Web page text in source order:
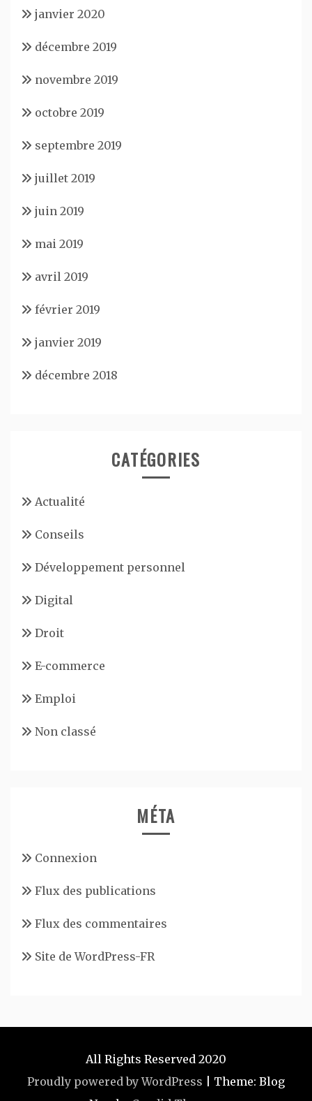
janvier 2020
décembre 2019
novembre 2019
octobre 2019
septembre 2019
juillet 2019
juin 2019
mai 2019
avril 2019
février 2019
janvier 2019
décembre 2018
CATÉGORIES
Actualité
Conseils
Développement personnel
Digital
Droit
E-commerce
Emploi
Non classé
MÉTA
Connexion
Flux des publications
Flux des commentaires
Site de WordPress-FR
All Rights Reserved 2020
Proudly powered by WordPress
Theme: Blog